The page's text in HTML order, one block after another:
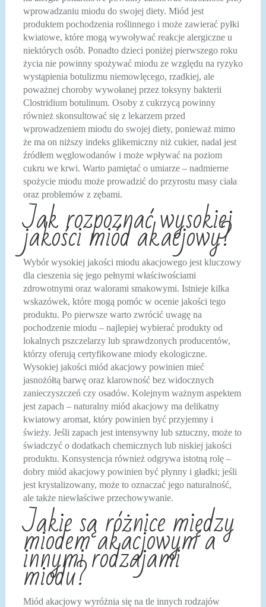
wprowadzaniu miodu do swojej diety. Miód jest
produktem pochodzenia roślinnego i może zawierać pyłki
kwiatowe, które mogą wywoływać reakcje alergiczne u
niektórych osób. Ponadto dzieci poniżej pierwszego roku
życia nie powinny spożywać miodu ze względu na ryzyko
wystąpienia botulizmu niemowlęcego, rzadkiej, ale
poważnej choroby wywołanej przez toksyny bakterii
Clostridium botulinum. Osoby z cukrzycą powinny
również skonsultować się z lekarzem przed
wprowadzeniem miodu do swojej diety, ponieważ mimo
że ma on niższy indeks glikemiczny niż cukier, nadal jest
źródłem węglowodanów i może wpływać na poziom
cukru we krwi. Warto pamiętać o umiarze – nadmierne
spożycie miodu może prowadzić do przyrostu masy ciała
oraz problemów z zębami.
Jak rozpoznać wysokiej
jakości miód akacjowy?
Wybór wysokiej jakości miodu akacjowego jest kluczowy
dla cieszenia się jego pełnymi właściwościami
zdrowotnymi oraz walorami smakowymi. Istnieje kilka
wskazówek, które mogą pomóc w ocenie jakości tego
produktu. Po pierwsze warto zwrócić uwagę na
pochodzenie miodu – najlepiej wybierać produkty od
lokalnych pszczelarzy lub sprawdzonych producentów,
którzy oferują certyfikowane miody ekologiczne.
Wysokiej jakości miód akacjowy powinien mieć
jasnożółtą barwę oraz klarowność bez widocznych
zanieczyszczeń czy osadów. Kolejnym ważnym aspektem
jest zapach – naturalny miód akacjowy ma delikatny
kwiatowy aromat, który powinien być przyjemny i
świeży. Jeśli zapach jest intensywny lub sztuczny, może to
świadczyć o dodatkach chemicznych lub niskiej jakości
produktu. Konsystencja również odgrywa istotną rolę –
dobry miód akacjowy powinien być płynny i gładki; jeśli
jest krystalizowany, może to oznaczać jego naturalność,
ale także niewłaściwe przechowywanie.
Jakie są różnice między
miodem akacjowym a
innymi rodzajami
miodu?
Miód akacjowy wyróżnia się na tle innych rodzajów